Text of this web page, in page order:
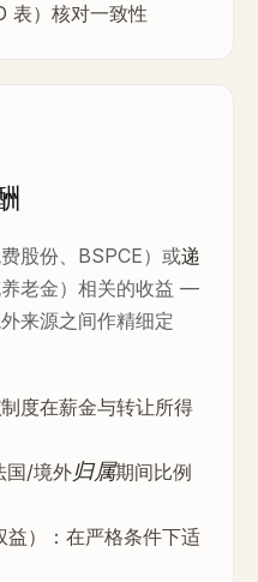
表）核对一致性
费股份、BSPCE）或递
养老金）相关的收益 —
来源之间作精细定
度在薪金与转让所得
国/境外归属期间比例
益）：在严格条件下适